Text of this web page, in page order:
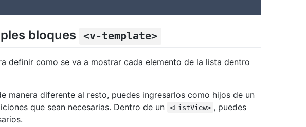
bloques <v-template>
definir como se va a mostrar cada elemento de la lista dentro
manera diferente al resto, puedes ingresarlos como hijos de un
que sean necesarias. Dentro de un <ListView> , puedes